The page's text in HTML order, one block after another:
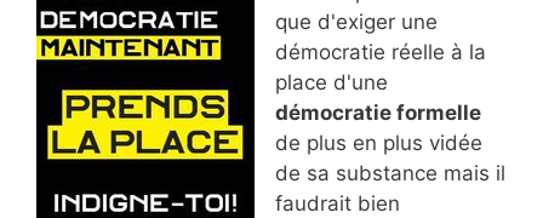
que d'exiger une
démocratie réelle à la
place d'une
démocratie formelle
de plus en plus vidée
de sa substance mais il
faudrait bien